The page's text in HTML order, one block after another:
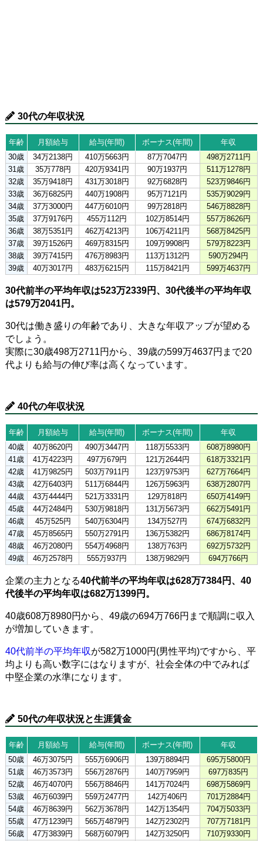
30代の年収状況
年齢 月額給与 給与(年間) ボーナス(年間)
年収
30歳
34万2138円 410万5663円 87万7047円
498万2711円
31歳
35万778円 420万9341円 90万1937円
511万1278円
32歳
35万9418円 431万3018円 92万6828円
523万9846円
33歳
36万6825円 440万1908円 95万7121円
535万9029円
34歳
37万3000円 447万6010円 99万2818円
546万8828円
35歳
37万9176円 455万112円 102万8514円
557万8626円
36歳
38万5351円 462万4213円 106万4211円
568万8425円
37歳
39万1526円 469万8315円 109万9908円
579万8223円
38歳
39万7415円 476万8983円 113万1312円
590万294円
39歳
40万3017円 483万6215円 115万8421円 599万4637円
30代前半の平均年収は523万2339円、30代後半の平均年収
は579万2041円。
30代は働き盛りの年齢であり、大きな年収アップが望める
でしょう。
実際に30歳498万2711円から、39歳の599万4637円まで20
代よりも給与の伸び率は高くなっています。
40代の年収状況
年齢 月額給与 給与(年間) ボーナス(年間)
年収
40歳
40万8620円 490万3447円 118万5533円
608万8980円
41歳
41万4223円 497万679円 121万2644円
618万3321円
42歳
41万9825円 503万7911円 123万9753円
627万7664円
43歳
42万6403円 511万6844円 126万5963円
638万2807円
44歳
43万4444円 521万3331円 129万818円
650万4149円
45歳
44万2484円 530万9818円 131万5673円
662万5491円
46歳
45万525円 540万6304円 134万527円
674万6832円
47歳
45万8565円 550万2791円 136万5382円
686万8174円
48歳
46万2080円 554万4968円 138万763円
692万5732円
49歳
46万2578円 555万937円 138万9829円 694万766円
企業の主力となる40代前半の平均年収は628万7384円、40
代後半の平均年収は682万1399円。
40歳608万8980円から、49歳の694万766円まで順調に収入
が増加していきます。
40代前半の平均年収が582万1000円(男性平均)ですから、平
均よりも高い数字にはなりますが、社会全体の中でみれば
中堅企業の水準になります。
50代の年収状況と生涯賃金
年齢 月額給与 給与(年間) ボーナス(年間)
年収
50歳
46万3075円 555万6906円 139万8894円
695万5800円
51歳
46万3573円 556万2876円 140万7959円
697万835円
52歳
46万4070円 556万8846円 141万7024円
698万5869円
53歳
46万6039円 559万2477円 142万406円
701万2884円
54歳
46万8639円 562万3678円 142万1354円
704万5033円
55歳
47万1239円 565万4879円 142万2302円
707万7181円
56歳
47万3839円 568万6079円 142万3250円
710万9330円